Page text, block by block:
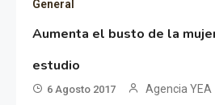
General
Aumenta el busto de la
estudio
6 Agosto 2017 Agencia YEA